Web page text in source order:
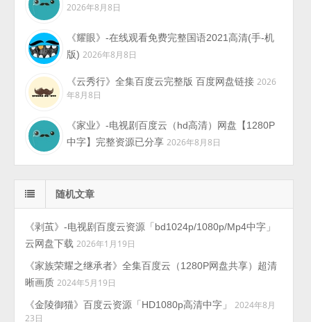
2026年8月8日
《耀眼》-在线观看免费完整国语2021高清(手-机
版) 2026年8月8日
《云秀行》全集百度云完整版 百度网盘链接 2026
年8月8日
《家业》-电视剧百度云（hd高清）网盘【1280P
中字】完整资源已分享 2026年8月8日
随机文章
《剥茧》-电视剧百度云资源「bd1024p/1080p/Mp4中字」
云网盘下载 2026年1月19日
《家族荣耀之继承者》全集百度云（1280P网盘共享）超清
晰画质 2024年5月19日
《金陵御猫》百度云资源「HD1080p高清中字」
2024年8月
23日